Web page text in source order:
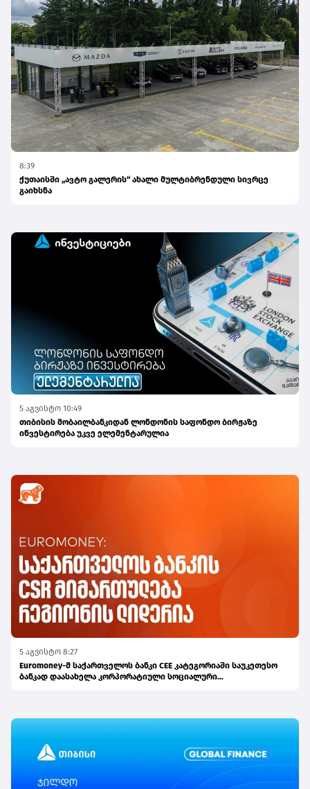
8:39
ქუთაისში „ავტო გალერის“ ახალი მულტიბრენდული სივრცე
გაიხსნა
5 აგვისტო 10:49
თიბისის მობაილბანკიდან ლონდონის საფონდო ბირჟაზე
ინვესტირება უკვე ელემენტარულია
5 აგვისტო 8:27
Euromoney-მ საქართველოს ბანკი CEE კატეგორიაში საუკეთესო
ბანკად დაასახელა კორპორატიული სოციალური